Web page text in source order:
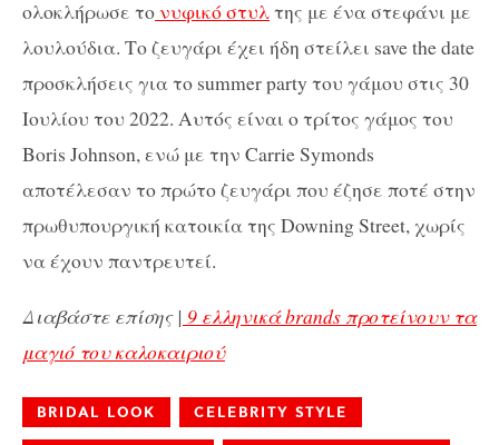
ολοκλήρωσε τονυφικό στυλτης με ένα στεφάνι με
λουλούδια. Το ζευγάρι έχει ήδη στείλει save the date
προσκλήσεις για το summer party του γάμου στις 30
Ιουλίου του 2022. Αυτός είναι ο τρίτος γάμος του
Boris Johnson, ενώ με την Carrie Symonds
αποτέλεσαν το πρώτο ζευγάρι που έζησε ποτέ στην
πρωθυπουργική κατοικία της Downing Street, χωρίς
να έχουν παντρευτεί.
Διαβάστε επίσης | 9 ελληνικά brands προτείνουν τα
μαγιό του καλοκαιριού
BRIDAL LOOK CELEBRITY STYLE